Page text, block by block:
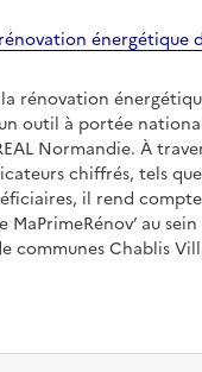
énergétique
la rénovation
outil à portée
Normandie. À
chiffrés, tels
il rend
au sein
communes Chablis